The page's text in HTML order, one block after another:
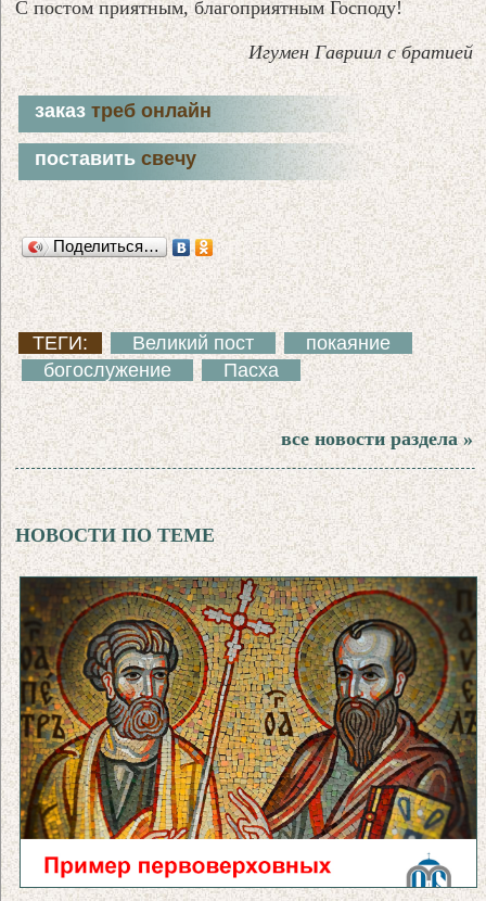
С постом приятным, благоприятным Господу!
Игумен Гавриил с братией
заказтреб онлайн
поставитьсвечу
Поделиться…
ТЕГИ: Великий пост
покаяние
богослужение
Пасха
все новости раздела »
НОВОСТИ ПО ТЕМЕ